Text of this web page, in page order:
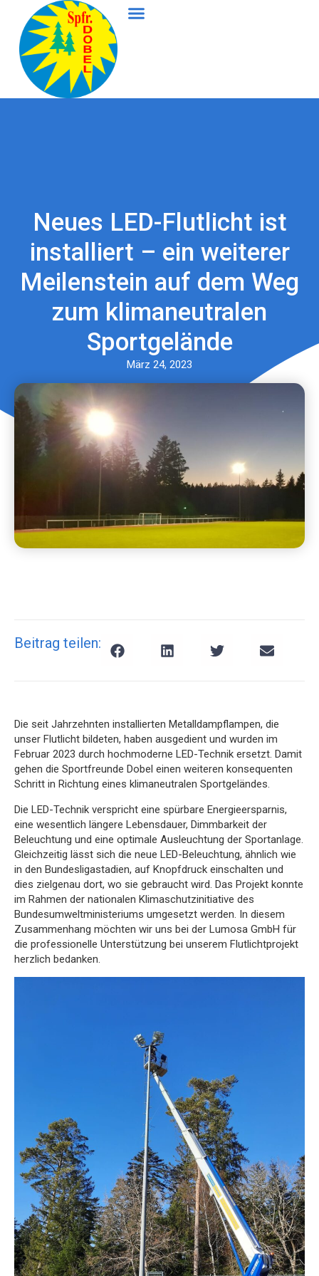
Neues LED-Flutlicht ist
installiert – ein weiterer
Meilenstein auf dem Weg
zum klimaneutralen
Sportgelände
März 24, 2023
Beitrag teilen:
Die seit Jahrzehnten installierten Metalldampflampen, die
unser Flutlicht bildeten, haben ausgedient und wurden im
Februar 2023 durch hochmoderne LED-Technik ersetzt. Damit
gehen die Sportfreunde Dobel einen weiteren konsequenten
Schritt in Richtung eines klimaneutralen Sportgeländes.
Die LED-Technik verspricht eine spürbare Energieersparnis,
eine wesentlich längere Lebensdauer, Dimmbarkeit der
Beleuchtung und eine optimale Ausleuchtung der Sportanlage.
Gleichzeitig lässt sich die neue LED-Beleuchtung, ähnlich wie
in den Bundesligastadien, auf Knopfdruck einschalten und
dies zielgenau dort, wo sie gebraucht wird. Das Projekt konnte
im Rahmen der nationalen Klimaschutzinitiative des
Bundesumweltministeriums umgesetzt werden. In diesem
Zusammenhang möchten wir uns bei der Lumosa GmbH für
die professionelle Unterstützung bei unserem Flutlichtprojekt
herzlich bedanken.